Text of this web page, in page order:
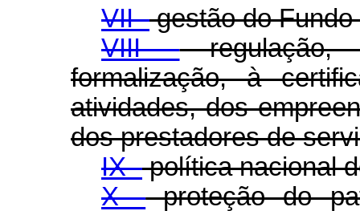
VII -gestão do Fundo
VIII -regulação,
formalização, à
atividades, dos
dos prestadores de
IX -política nacional
X -proteção do